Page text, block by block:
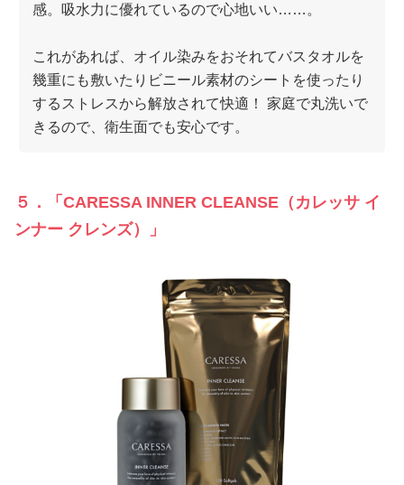
感。吸水力に優れているので心地いい……。
これがあれば、オイル染みをおそれてバスタオルを
幾重にも敷いたりビニール素材のシートを使ったり
するストレスから解放されて快適！ 家庭で丸洗いで
きるので、衛生面でも安心です。
５．「CARESSA INNER CLEANSE（カレッサ イ
ンナー クレンズ）」